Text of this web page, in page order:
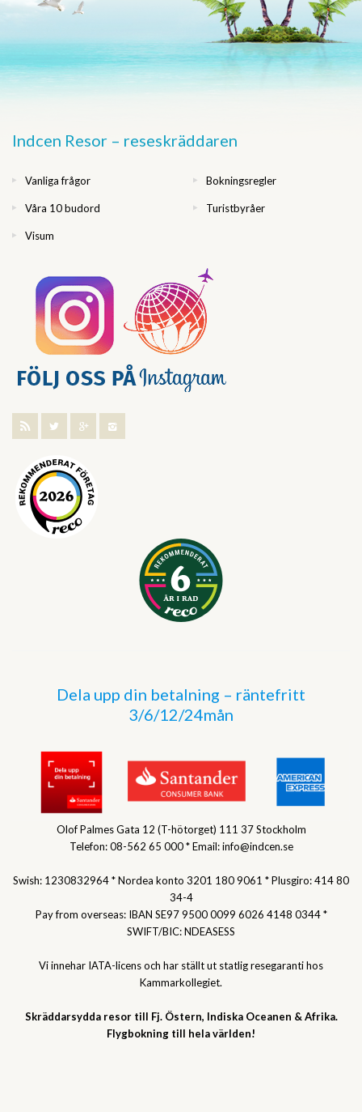
Indcen Resor – reseskräddaren
Vanliga frågor Bokningsregler
Våra 10 budord Turistbyråer
Visum
Dela upp din betalning – räntefritt
3/6/12/24mån
Olof Palmes Gata 12 (T-hötorget) 111 37 Stockholm
Telefon: 08-562 65 000 * Email: info@indcen.se
Swish: 1230832964 * Nordea konto 3201 180 9061 * Plusgiro: 414 80
34-4
Pay from overseas: IBAN SE97 9500 0099 6026 4148 0344 *
SWIFT/BIC: NDEASESS
Vi innehar IATA-licens och har ställt ut statlig resegaranti hos
Kammarkollegiet.
Skräddarsydda resor till Fj. Östern, Indiska Oceanen & Afrika.
Flygbokning till hela världen!